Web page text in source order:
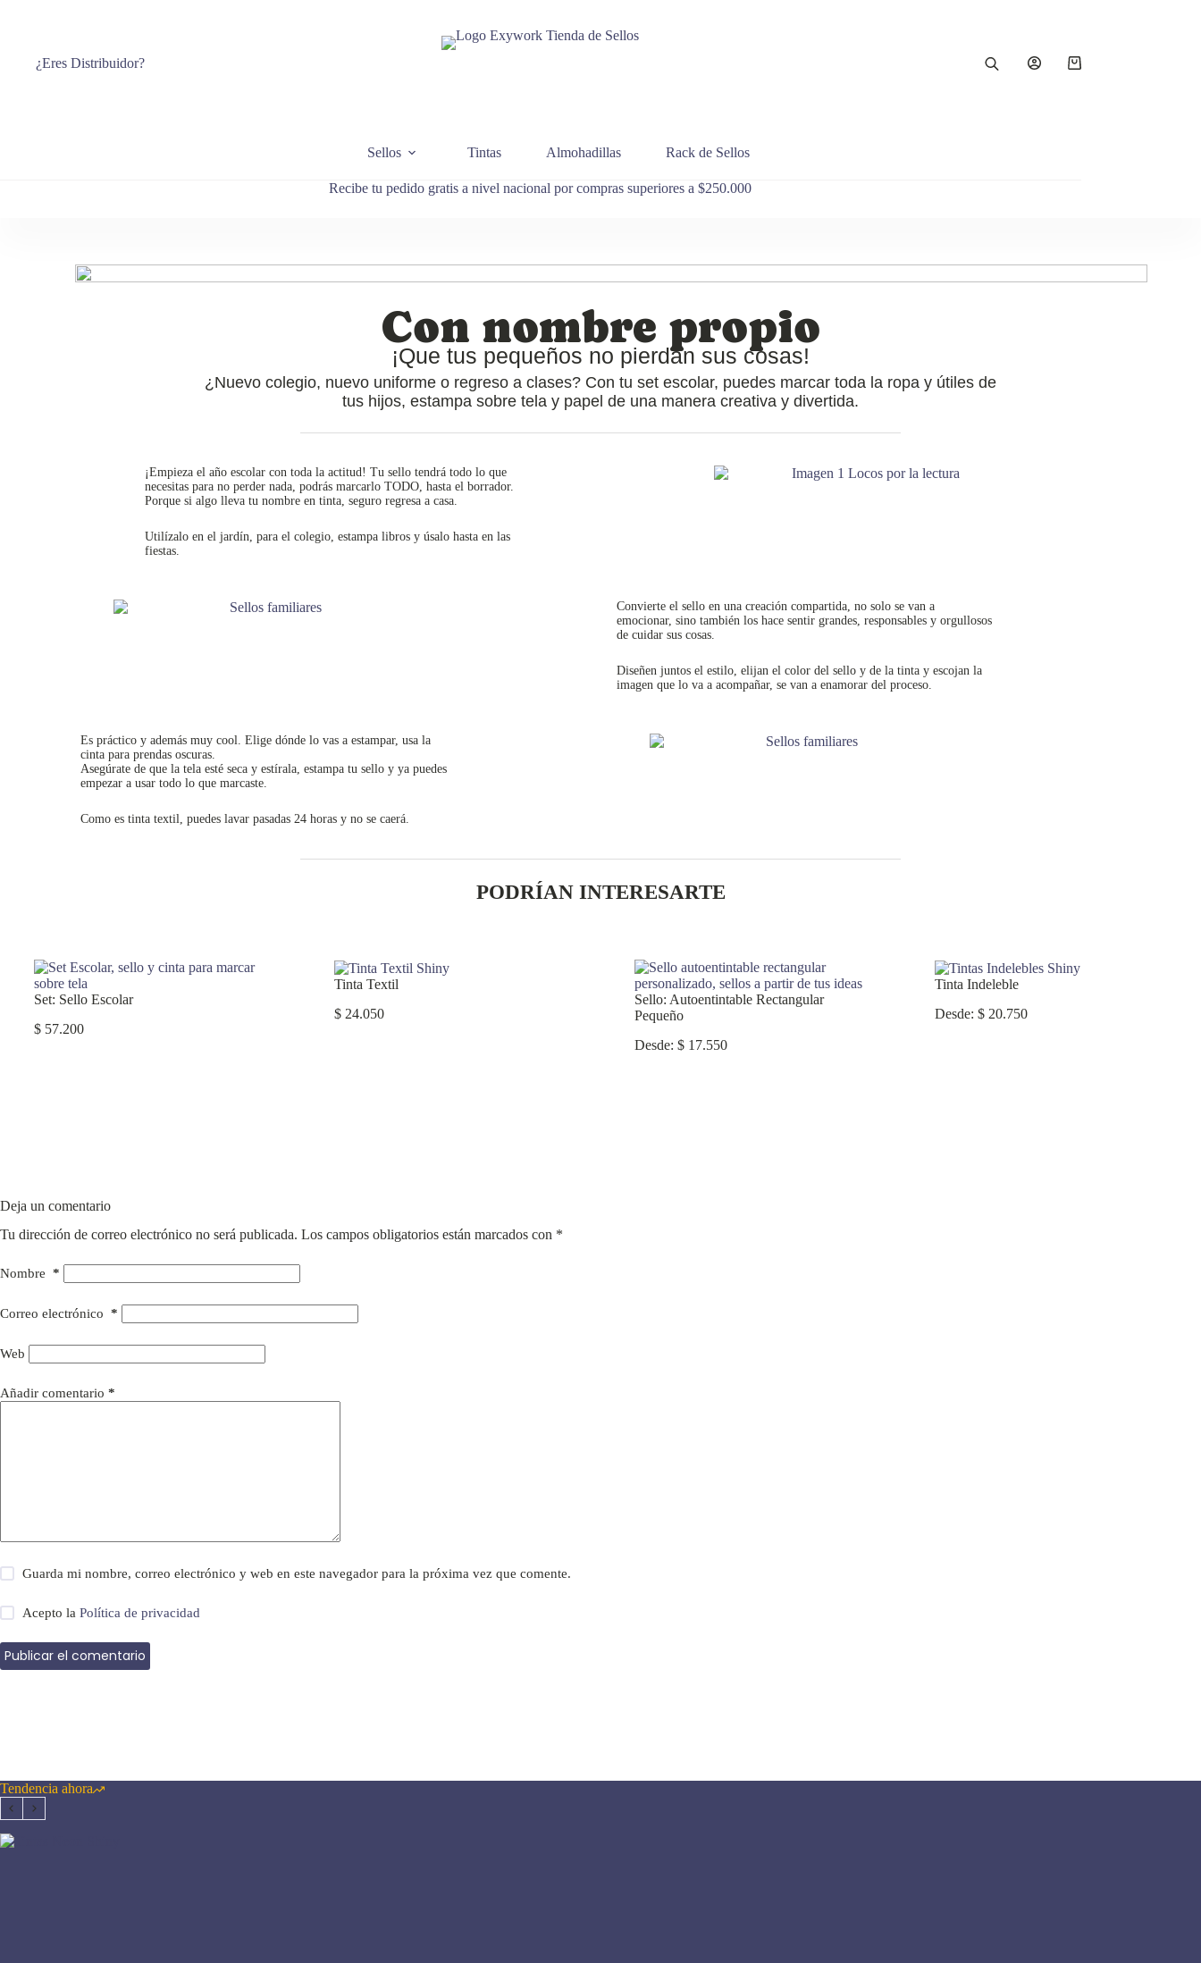
¿Eres Distribuidor?
Sellos Tintas Almohadillas Rack de Sellos
Recibe tu pedido gratis a nivel nacional por compras superiores a $250.000
Con nombre propio
¡Que tus pequeños no pierdan sus cosas!
¿Nuevo colegio, nuevo uniforme o regreso a clases? Con tu set escolar, puedes marcar toda la ropa y útiles de
tus hijos, estampa sobre tela y papel de una manera creativa y divertida.
¡Empieza el año escolar con toda la actitud! Tu sello tendrá todo lo que
necesitas para no perder nada, podrás marcarlo TODO, hasta el borrador.
Porque si algo lleva tu nombre en tinta, seguro regresa a casa.
Utilízalo en el jardín, para el colegio, estampa libros y úsalo hasta en las
fiestas.
Convierte el sello en una creación compartida, no solo se van a
emocionar, sino también los hace sentir grandes, responsables y orgullosos
de cuidar sus cosas.
Diseñen juntos el estilo, elijan el color del sello y de la tinta y escojan la
imagen que lo va a acompañar, se van a enamorar del proceso.
Es práctico y además muy cool. Elige dónde lo vas a estampar, usa la
cinta para prendas oscuras.
Asegúrate de que la tela esté seca y estírala, estampa tu sello y ya puedes
empezar a usar todo lo que marcaste.
Como es tinta textil, puedes lavar pasadas 24 horas y no se caerá.
PODRÍAN INTERESARTE
Set: Sello Escolar
$ 57.200
Tinta Textil
$ 24.050
Sello: Autoentintable Rectangular
Pequeño
Desde: $ 17.550
Tinta Indeleble
Desde: $ 20.750
Deja un comentario
Tu dirección de correo electrónico no será publicada. Los campos obligatorios están marcados con *
Nombre *
Correo electrónico *
Web
Añadir comentario *
Guarda mi nombre, correo electrónico y web en este navegador para la próxima vez que comente.
Acepto laPolítica de privacidad
Publicar el comentario
Tendencia ahora